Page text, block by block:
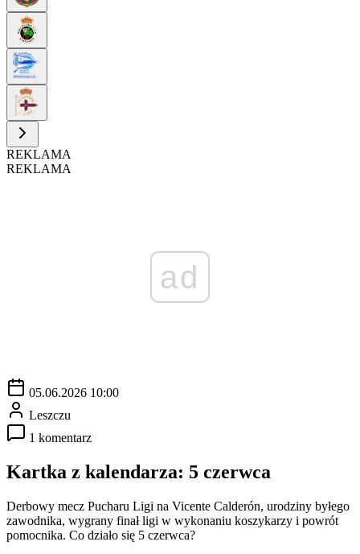
REKLAMA
REKLAMA
ad
05.06.2026 10:00
Leszczu
1 komentarz
Kartka z kalendarza: 5 czerwca
Derbowy mecz Pucharu Ligi na Vicente Calderón, urodziny byłego
zawodnika, wygrany finał ligi w wykonaniu koszykarzy i powrót
pomocnika. Co działo się 5 czerwca?